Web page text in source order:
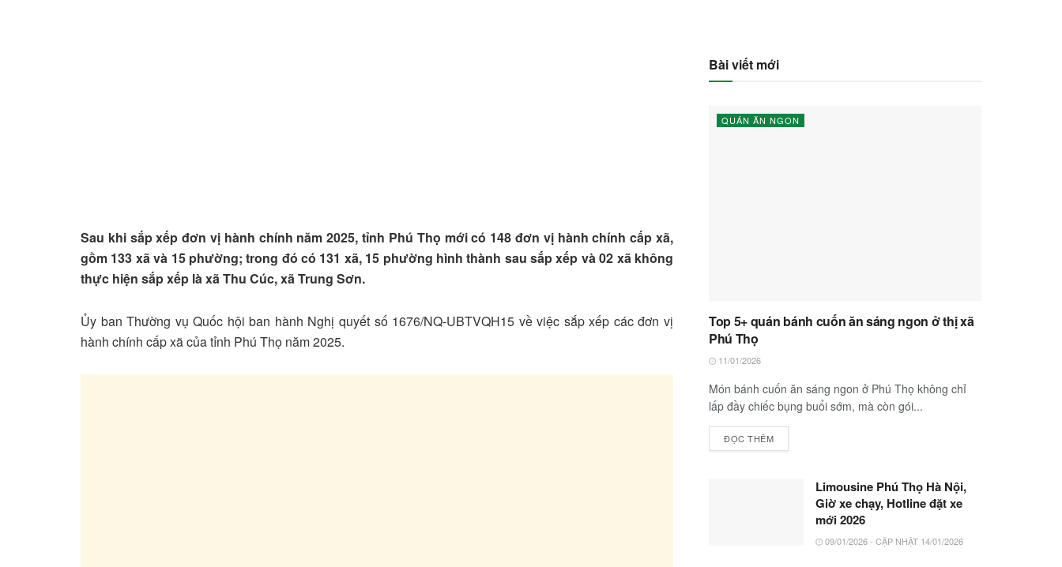
Sau khi sắp xếp đơn vị hành chính năm 2025, tỉnh Phú Thọ mới có 148 đơn vị hành chính cấp xã,
gồm 133 xã và 15 phường; trong đó có 131 xã, 15 phường hình thành sau sắp xếp và 02 xã không
thực hiện sắp xếp là xã Thu Cúc, xã Trung Sơn.
Ủy ban Thường vụ Quốc hội ban hành Nghị quyết số 1676/NQ-UBTVQH15 về việc sắp xếp các đơn vị
hành chính cấp xã của tỉnh Phú Thọ năm 2025.
Bài viết mới
QUÁN ĂN NGON
Top 5+ quán bánh cuốn ăn sáng ngon ở thị xã
Phú Thọ
11/01/2026
Món bánh cuốn ăn sáng ngon ở Phú Thọ không chỉ
lấp đầy chiếc bụng buổi sớm, mà còn gói...
ĐỌC THÊM
Limousine Phú Thọ Hà Nội,
Giờ xe chạy, Hotline đặt xe
mới 2026
09/01/2026 - CẬP NHẬT 14/01/2026